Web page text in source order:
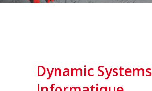
Dynamic Systems